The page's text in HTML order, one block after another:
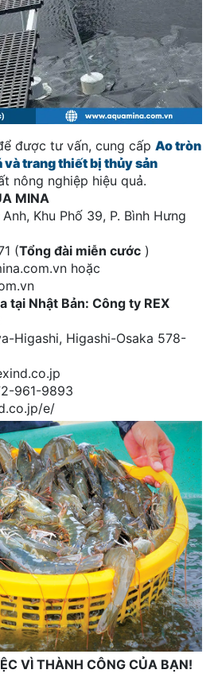
được tư vấn, cung cấp Ao tròn
trang thiết bị thủy sản
nông nghiệp hiệu quả.
MINA
Khu Phố 39, P. Bình Hưng
(Tổng đài miễn cước )
hoặc
tại Nhật Bản: Công ty REX
Higashi, Higashi-Osaka 578-
961-9893
e/
VÌ THÀNH CÔNG CỦA BẠN!